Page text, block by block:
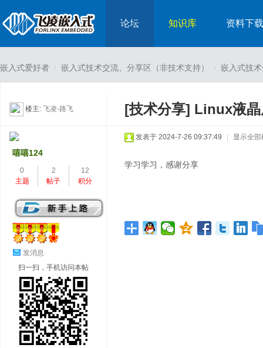
论坛 知识库 资料下载
嵌入式爱好者 嵌入式技术交流、分享区（非技术支持） 嵌入式技
楼主: 飞凌-路飞 [技术分享] Linux液
嘻嘻124
0
主题
2
帖子
12
积分
发消息
扫一扫，手机访问本帖
发表于 2024-7-26 09:37:49 显示全部
学习学习，感谢分享